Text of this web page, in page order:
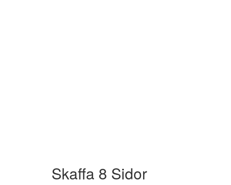
Skaffa 8 Sidor